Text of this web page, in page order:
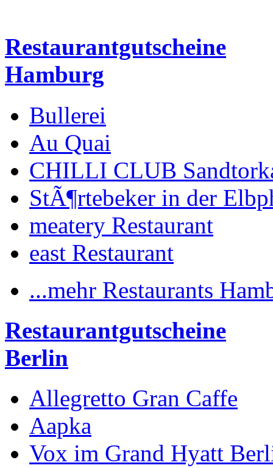
Restaurantgutscheine
Hamburg
Bullerei
Au Quai
CHILLI CLUB
StÃ¶rtebeker in der
meatery Restaurant
east Restaurant
...mehr Restaurants
Restaurantgutscheine
Berlin
Allegretto Gran Caffe
Aapka
Vox im Grand Hyatt